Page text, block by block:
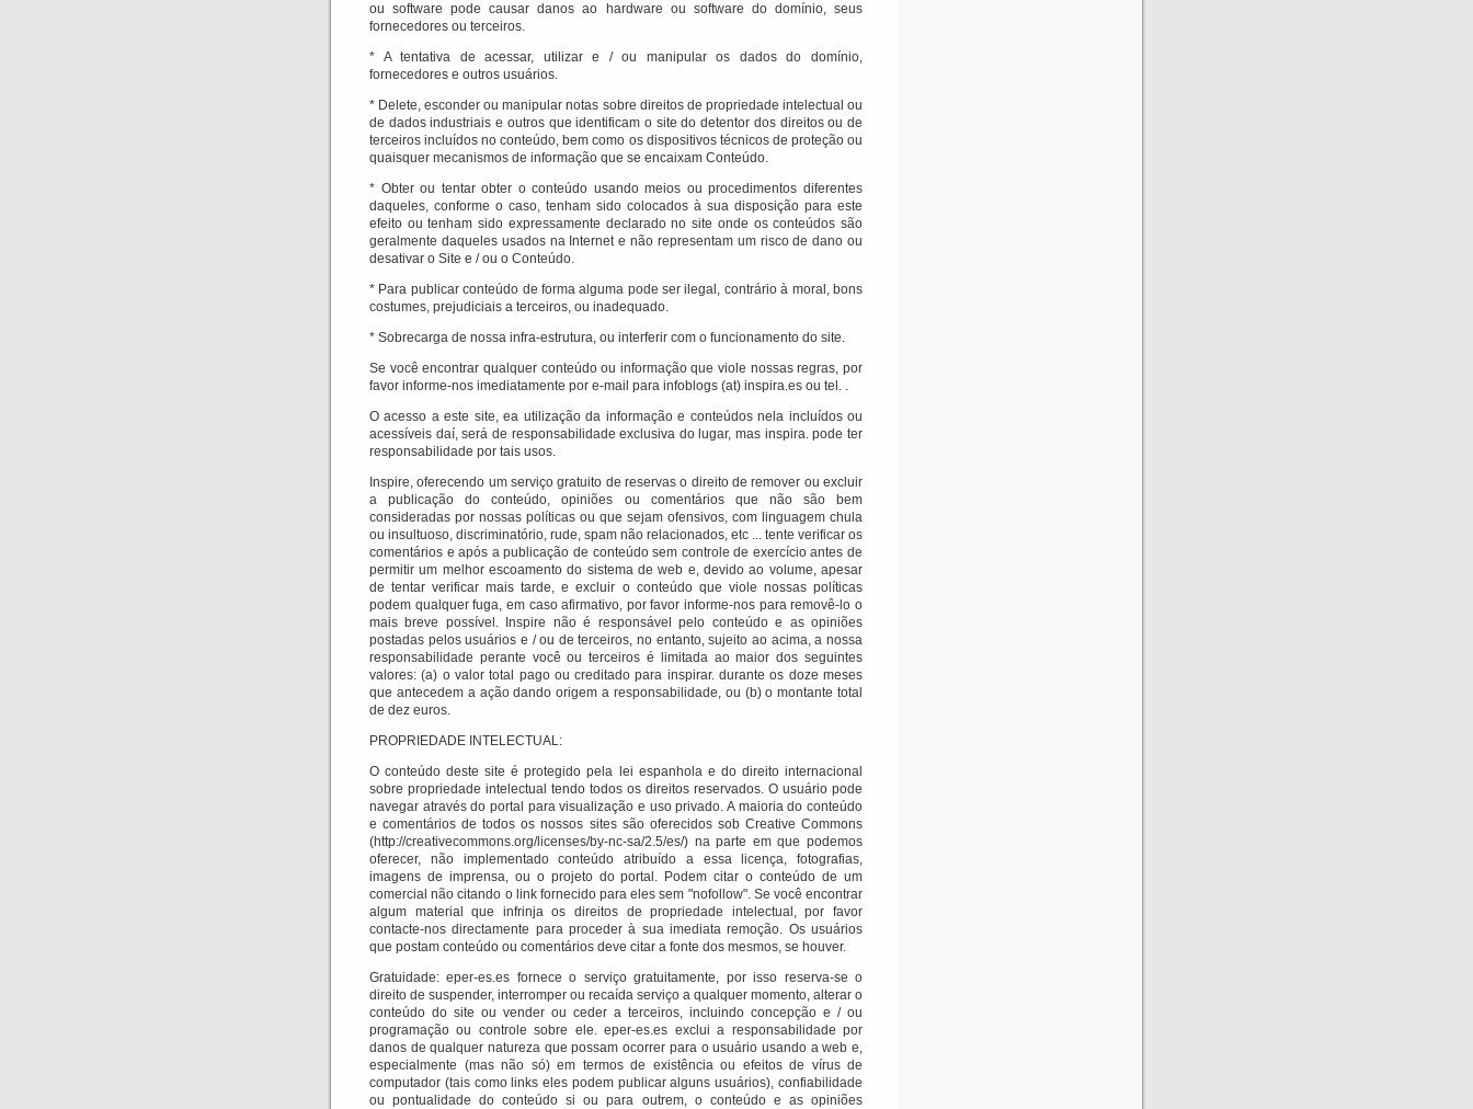
ou software pode causar danos ao hardware ou software do domínio, seus
fornecedores ou terceiros.
* A tentativa de acessar, utilizar e / ou manipular os dados do domínio,
fornecedores e outros usuários.
* Delete, esconder ou manipular notas sobre direitos de propriedade intelectual ou
de dados industriais e outros que identificam o site do detentor dos direitos ou de
terceiros incluídos no conteúdo, bem como os dispositivos técnicos de proteção ou
quaisquer mecanismos de informação que se encaixam Conteúdo.
* Obter ou tentar obter o conteúdo usando meios ou procedimentos diferentes
daqueles, conforme o caso, tenham sido colocados à sua disposição para este
efeito ou tenham sido expressamente declarado no site onde os conteúdos são
geralmente daqueles usados ​​na Internet e não representam um risco de dano ou
desativar o Site e / ou o Conteúdo.
* Para publicar conteúdo de forma alguma pode ser ilegal, contrário à moral, bons
costumes, prejudiciais a terceiros, ou inadequado.
* Sobrecarga de nossa infra-estrutura, ou interferir com o funcionamento do site.
Se você encontrar qualquer conteúdo ou informação que viole nossas regras, por
favor informe-nos imediatamente por e-mail para infoblogs (at) inspira.es ou tel. .
O acesso a este site, ea utilização da informação e conteúdos nela incluídos ou
acessíveis daí, será de responsabilidade exclusiva do lugar, mas inspira. pode ter
responsabilidade por tais usos.
Inspire, oferecendo um serviço gratuito de reservas o direito de remover ou excluir
a publicação do conteúdo, opiniões ou comentários que não são bem
consideradas por nossas políticas ou que sejam ofensivos, com linguagem chula
ou insultuoso, discriminatório, rude, spam não relacionados, etc ... tente verificar os
comentários e após a publicação de conteúdo sem controle de exercício antes de
permitir um melhor escoamento do sistema de web e, devido ao volume, apesar
de tentar verificar mais tarde, e excluir o conteúdo que viole nossas políticas
podem qualquer fuga, em caso afirmativo, por favor informe-nos para removê-lo o
mais breve possível.
Inspire não é responsável pelo conteúdo e as opiniões
postadas pelos usuários e / ou de terceiros, no entanto, sujeito ao acima, a nossa
responsabilidade perante você ou terceiros é limitada ao maior dos seguintes
valores: (a) o valor total pago ou creditado para inspirar. durante os doze meses
que antecedem a ação dando origem a responsabilidade, ou (b) o montante total
de dez euros.
PROPRIEDADE INTELECTUAL:
O conteúdo deste site é protegido pela lei espanhola e do direito internacional
sobre propriedade intelectual tendo todos os direitos reservados. O usuário pode
navegar através do portal para visualização e uso privado. A maioria do conteúdo
e comentários de todos os nossos sites são oferecidos sob Creative Commons
(http://creativecommons.org/licenses/by-nc-sa/2.5/es/) na parte em que podemos
oferecer, não implementado conteúdo atribuído a essa licença, fotografias,
imagens de imprensa, ou o projeto do portal. Podem citar o conteúdo de um
comercial não citando o link fornecido para eles sem "nofollow". Se você encontrar
algum material que infrinja os direitos de propriedade intelectual, por favor
contacte-nos directamente para proceder à sua imediata remoção. Os usuários
que postam conteúdo ou comentários deve citar a fonte dos mesmos, se houver.
Gratuidade: eper-es.es fornece o serviço gratuitamente, por isso reserva-se o
direito de suspender, interromper ou recaída serviço a qualquer momento, alterar o
conteúdo do site ou vender ou ceder a terceiros, incluindo concepção e / ou
programação ou controle sobre ele. eper-es.es exclui a responsabilidade por
danos de qualquer natureza que possam ocorrer para o usuário usando a web e,
especialmente (mas não só) em termos de existência ou efeitos de vírus de
computador (tais como links eles podem publicar alguns usuários), confiabilidade
ou pontualidade do conteúdo si ou para outrem, o conteúdo e as opiniões